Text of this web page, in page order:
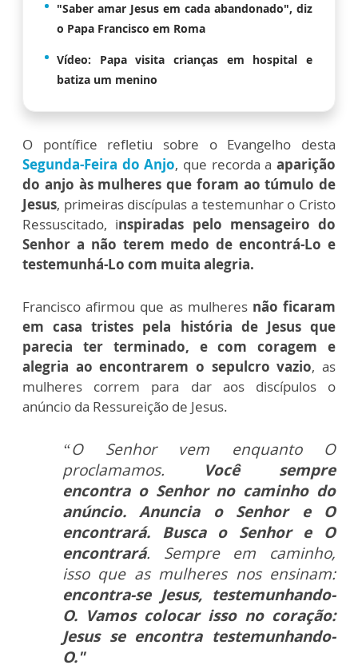
"Saber amar Jesus em cada abandonado", diz
o Papa Francisco em Roma
Vídeo: Papa visita crianças em hospital e
batiza um menino
O pontífice refletiu sobre o Evangelho desta
Segunda-Feira do Anjo, que recorda aaparição
do anjo às mulheres que foram ao túmulo de
Jesus, primeiras discípulas a testemunhar o Cristo
Ressuscitado, inspiradas pelo mensageiro do
Senhor a não terem medo de encontrá-Lo e
testemunhá-Lo com muita alegria.
Francisco afirmou que as mulheres não ficaram
em casa tristes pela história de Jesus que
parecia ter terminado, e com coragem e
alegria ao encontrarem o sepulcro vazio, as
mulheres correm para dar aos discípulos o
anúncio da Ressureição de Jesus.
“O Senhor vem enquanto O
proclamamos.
Você sempre
encontra o Senhor no caminho do
anúncio. Anuncia o Senhor e O
encontrará. Busca o Senhor e O
encontrará. Sempre em caminho,
isso que as mulheres nos ensinam:
encontra-se Jesus, testemunhando-
O. Vamos colocar isso no coração:
Jesus se encontra testemunhando-
O."